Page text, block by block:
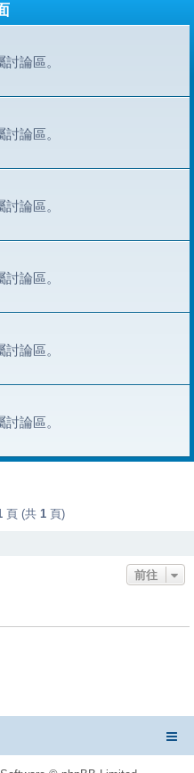
論區。
論區。
論區。
論區。
論區。
論區。
頁 (共 1頁)
前往